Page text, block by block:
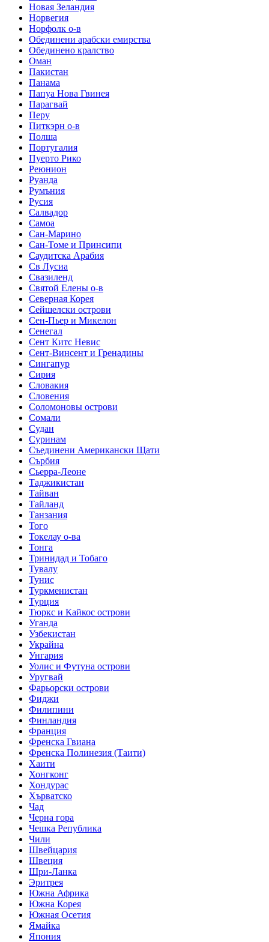
Новая Зеландия
Норвегия
Норфолк о-в
Обединени арабски емирства
Обединено кралство
Оман
Пакистан
Панама
Папуа Нова Гвинея
Парагвай
Перу
Питкэрн о-в
Полша
Португалия
Пуерто Рико
Реюнион
Руанда
Румъния
Русия
Салвадор
Самоа
Сан-Марино
Сан-Томе и Принсипи
Саудитска Арабия
Св Лусиа
Свазиленд
Святой Елены о-в
Северная Корея
Сейшелски острови
Сен-Пьер и Микелон
Сенегал
Сент Китс Невис
Сент-Винсент и Гренадины
Сингапур
Сирия
Словакия
Словения
Соломоновы острови
Сомали
Судан
Суринам
Съединени Американски Щати
Сърбия
Сьерра-Леоне
Таджикистан
Тайван
Тайланд
Танзания
Того
Токелау о-ва
Тонга
Тринидад и Тобаго
Тувалу
Тунис
Туркменистан
Турция
Тюркс и Кайкос острови
Уганда
Узбекистан
Украйна
Унгария
Уолис и Футуна острови
Уругвай
Фарьорски острови
Фиджи
Филипини
Финландия
Франция
Френска Гвиана
Френска Полинезия (Таити)
Хаити
Хонгконг
Хондурас
Хърватско
Чад
Черна гора
Чешка Република
Чили
Швейцария
Швеция
Шри-Ланка
Эритрея
Южна Африка
Южна Корея
Южная Осетия
Ямайка
Япония